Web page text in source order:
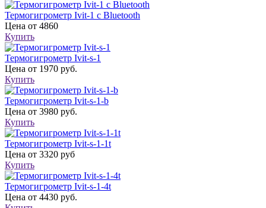
Термогигрометр Ivit-1 c Bluetooth
Цена от 4860
Купить
Термогигрометр Ivit-s-1
Цена от 1970 руб.
Купить
Термогигрометр Ivit-s-1-b
Цена от 3980 руб.
Купить
Термогигрометр Ivit-s-1-1t
Цена от 3320 руб
Купить
Термогигрометр Ivit-s-1-4t
Цена от 4430 руб.